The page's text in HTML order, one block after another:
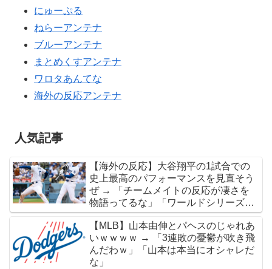
にゅーぷる
ねらーアンテナ
ブルーアンテナ
まとめくすアンテナ
ワロタあんてな
海外の反応アンテナ
人気記事
【海外の反応】大谷翔平の1試合での
史上最高のパフォーマンスを見直そう
ぜ → 「チームメイトの反応が凄さを
物語ってるな」「ワールドシリーズで
延長18回までいった試合も凄かった」
【MLB】山本由伸とパヘスのじゃれあ
いｗｗｗｗ → 「3連敗の憂鬱が吹き飛
んだわｗ」「山本は本当にオシャレだ
な」